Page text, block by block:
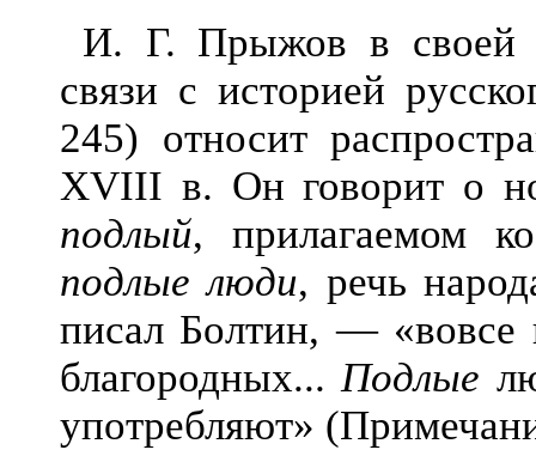
И. Г. Прыжов в своей
связи с историей
245) относит
XVIII в. Он говорит о
подлый, прилагаемом
подлые люди, речь
писал Болтин, — «вовсе
благородных...Подлые
употребляют»